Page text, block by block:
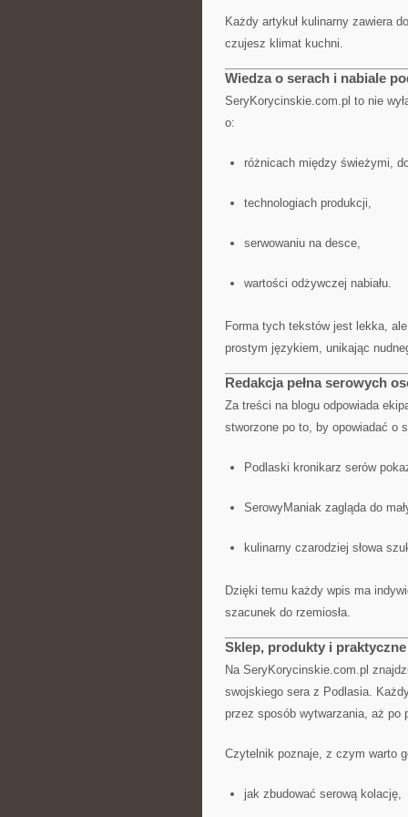
Każdy artykuł kulinarny zawiera
czujesz klimat kuchni.
Wiedza o serach i nabiale
SeryKorycinskie.com.pl to nie
o:
różnicach między świeżymi,
technologiach produkcji,
serwowaniu na desce,
wartości odżywczej nabiału.
Forma tych tekstów jest lekka,
prostym językiem, unikając
Redakcja pełna serowych
Za treści na blogu odpowiada
stworzone po to, by opowiadać o
Podlaski kronikarz serów
SerowyManiak zagląda do
kulinarny czarodziej słowa
Dzięki temu każdy wpis ma
szacunek do rzemiosła.
Sklep, produkty i
Na SeryKorycinskie.com.pl
swojskiego sera z Podlasia.
przez sposób wytwarzania, aż po
Czytelnik poznaje, z czym warto
jak zbudować serową kolację,